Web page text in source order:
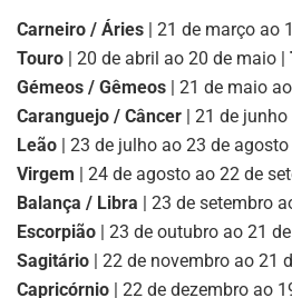
Carneiro / Áries | 21 de março ao
Touro | 20 de abril ao 20 de maio |
Gémeos / Gêmeos | 21 de maio
Caranguejo / Câncer | 21 de
Leão | 23 de julho ao 23 de agosto |
Virgem | 24 de agosto ao 22 de
Balança / Libra | 23 de setembro
Escorpião | 23 de outubro ao 21
Sagitário | 22 de novembro ao 21
Capricórnio | 22 de dezembro ao